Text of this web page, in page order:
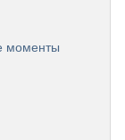
моменты